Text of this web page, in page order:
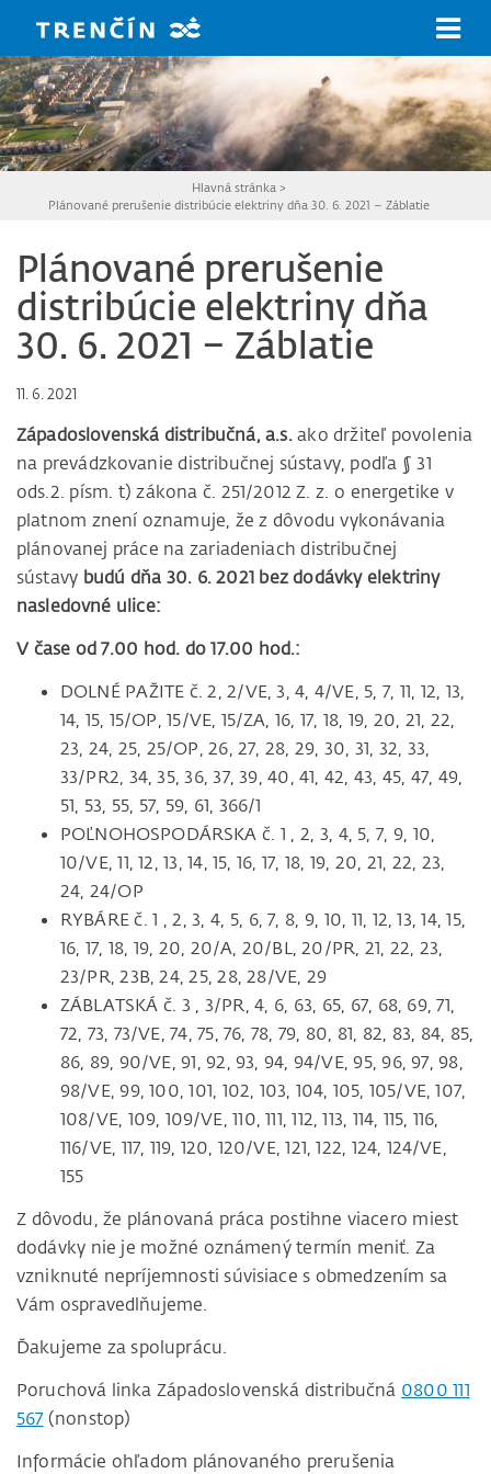
Hlavná stránka >
Plánované prerušenie distribúcie elektriny dňa 30. 6. 2021 – Záblatie
Plánované prerušenie
distribúcie elektriny dňa
30. 6. 2021 – Záblatie
11. 6. 2021
Západoslovenská distribučná, a.s.ako držiteľ povolenia
na prevádzkovanie distribučnej sústavy, podľa § 31
ods.2. písm. t) zákona č. 251/2012 Z. z. o energetike v
platnom znení oznamuje, že z dôvodu vykonávania
plánovanej práce na zariadeniach distribučnej
sústavy budú dňa 30. 6. 2021 bez dodávky elektriny
nasledovné ulice:
V čase od 7.00 hod. do 17.00 hod.:
DOLNÉ PAŽITE č. 2, 2/VE, 3, 4, 4/VE, 5, 7, 11, 12, 13,
14, 15, 15/OP, 15/VE, 15/ZA, 16, 17, 18, 19, 20, 21, 22,
23, 24, 25, 25/OP, 26, 27, 28, 29, 30, 31, 32, 33,
33/PR2, 34, 35, 36, 37, 39, 40, 41, 42, 43, 45, 47, 49,
51, 53, 55, 57, 59, 61, 366/1
POĽNOHOSPODÁRSKA č. 1 , 2, 3, 4, 5, 7, 9, 10,
10/VE, 11, 12, 13, 14, 15, 16, 17, 18, 19, 20, 21, 22, 23,
24, 24/OP
RYBÁRE č. 1 , 2, 3, 4, 5, 6, 7, 8, 9, 10, 11, 12, 13, 14, 15,
16, 17, 18, 19, 20, 20/A, 20/BL, 20/PR, 21, 22, 23,
23/PR, 23B, 24, 25, 28, 28/VE, 29
ZÁBLATSKÁ č. 3 , 3/PR, 4, 6, 63, 65, 67, 68, 69, 71,
72, 73, 73/VE, 74, 75, 76, 78, 79, 80, 81, 82, 83, 84, 85,
86, 89, 90/VE, 91, 92, 93, 94, 94/VE, 95, 96, 97, 98,
98/VE, 99, 100, 101, 102, 103, 104, 105, 105/VE, 107,
108/VE, 109, 109/VE, 110, 111, 112, 113, 114, 115, 116,
116/VE, 117, 119, 120, 120/VE, 121, 122, 124, 124/VE,
155
Z dôvodu, že plánovaná práca postihne viacero miest
dodávky nie je možné oznámený termín meniť. Za
vzniknuté nepríjemnosti súvisiace s obmedzením sa
Vám ospravedlňujeme.
Ďakujeme za spoluprácu.
Poruchová linka Západoslovenská distribučná 0800 111
567 (nonstop)
Informácie ohľadom plánovaného prerušenia